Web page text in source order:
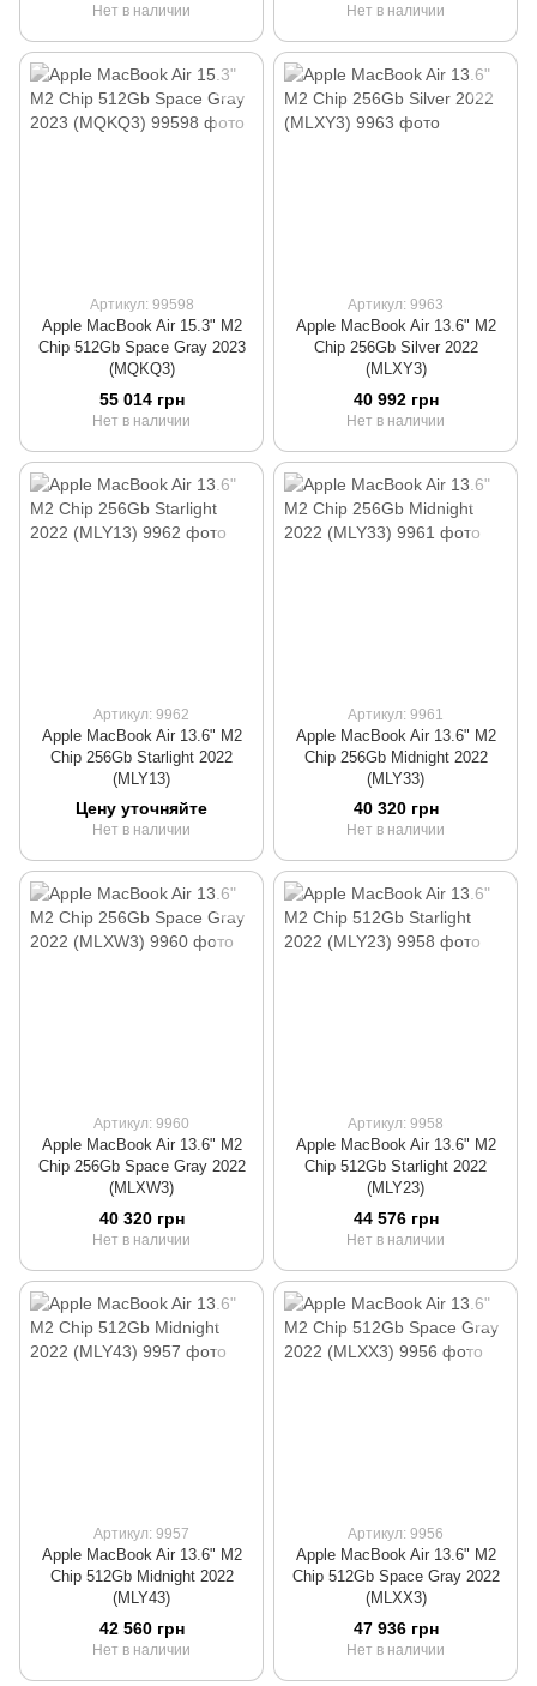
Нет в наличии Нет в наличии
Артикул: 99598
Apple MacBook Air 15.3" M2
Chip 512Gb Space Gray 2023
(MQKQ3)
55 014 грн
Нет в наличии
Артикул: 9963
Apple MacBook Air 13.6" M2
Chip 256Gb Silver 2022
(MLXY3)
40 992 грн
Нет в наличии
Артикул: 9962
Apple MacBook Air 13.6" M2
Chip 256Gb Starlight 2022
(MLY13)
Цену уточняйте
Нет в наличии
Артикул: 9961
Apple MacBook Air 13.6" M2
Chip 256Gb Midnight 2022
(MLY33)
40 320 грн
Нет в наличии
Артикул: 9960
Apple MacBook Air 13.6" M2
Chip 256Gb Space Gray 2022
(MLXW3)
40 320 грн
Нет в наличии
Артикул: 9958
Apple MacBook Air 13.6" M2
Chip 512Gb Starlight 2022
(MLY23)
44 576 грн
Нет в наличии
Артикул: 9957
Apple MacBook Air 13.6" M2
Chip 512Gb Midnight 2022
(MLY43)
42 560 грн
Нет в наличии
Артикул: 9956
Apple MacBook Air 13.6" M2
Chip 512Gb Space Gray 2022
(MLXX3)
47 936 грн
Нет в наличии